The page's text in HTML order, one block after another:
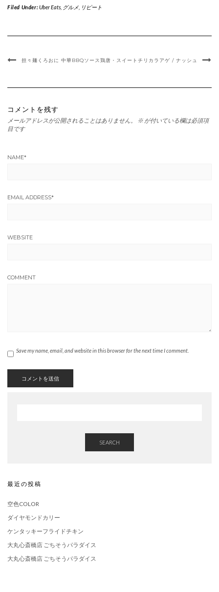
Filed Under:Uber Eats, グルメ, リピート
担々麺くろおに 中華BBQソース鶏唐・スイートチリカラアゲ / ナッシュ
コメントを残す
メールアドレスが公開されることはありません。 ※ が付いている欄は必須項
目です
NAME*
EMAIL ADDRESS*
WEBSITE
COMMENT
Save my name, email, and website in this browser for the next time I comment.
SEARCH
最近の投稿
空色COLOR
ダイヤモンドカリー
ケンタッキーフライドチキン
大丸心斎橋店 ごちそうパラダイス
大丸心斎橋店 ごちそうパラダイス